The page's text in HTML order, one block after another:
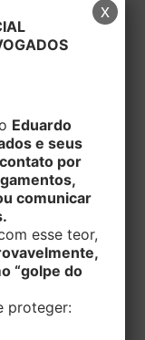
na
pauta
a
em pauta
Eduardo
e seus
por
comunicar
esse teor,
“golpe do
proteger:
x